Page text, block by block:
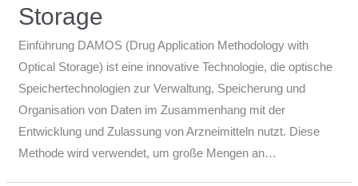
Storage
Einführung DAMOS (Drug Application Methodology with
Optical Storage) ist eine innovative Technologie, die optische
Speichertechnologien zur Verwaltung, Speicherung und
Organisation von Daten im Zusammenhang mit der
Entwicklung und Zulassung von Arzneimitteln nutzt. Diese
Methode wird verwendet, um große Mengen an…